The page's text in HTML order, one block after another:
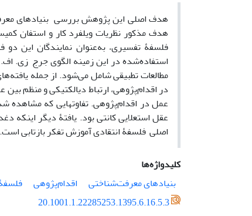
هدف اصلی این پژوهش بررسی بنیادهای
هدف مذکور نظریات ویلفرد کار و استفان
فلسفۀ تفسیری، به‌عنوان نمایندگان این
استفاده‌شده در این زمینه الگوی جرج زی.
مطالعات تطبیقی شامل می‌شود. از جمله
در اقدام‌پژوهی، ارتباط دیالکتیکی و منظم
عمل در اقدام‌پژوهی. تفاوتهایی که مشاهده
عقل استعلایی کانتی بود. یافتۀ دیگر اینکه
اصلی فلسفۀ انتقادی
کلیدواژه‌ها
بنیادهای معرفت‌شناختی
اقدام‌پژوهی
20.1001.1.22285253.1395.6.16.5.3